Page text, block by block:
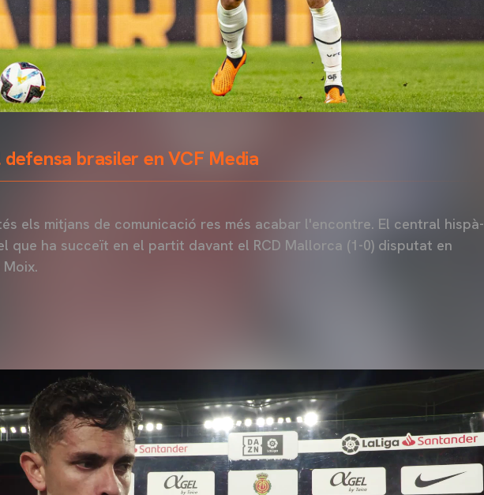
brasiler en VCF Media
els mitjans de comunicació res més acabar l'encontre. El central hispà-
que ha succeït en el partit davant el RCD Mallorca (1-0) disputat en